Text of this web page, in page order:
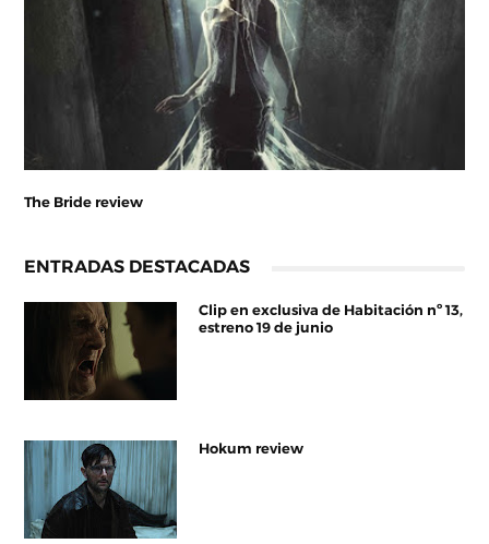
The Bride review
ENTRADAS DESTACADAS
Clip en exclusiva de Habitación nº 13,
estreno 19 de junio
Hokum review